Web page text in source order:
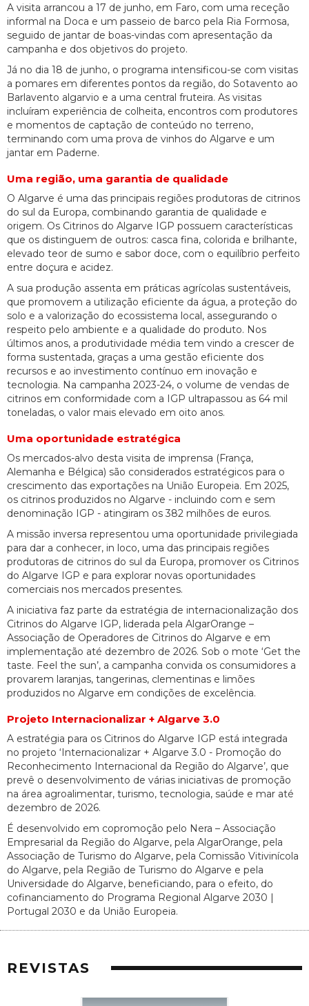
A visita arrancou a 17 de junho, em Faro, com uma receção
informal na Doca e um passeio de barco pela Ria Formosa,
seguido de jantar de boas-vindas com apresentação da
campanha e dos objetivos do projeto.
Já no dia 18 de junho, o programa intensificou-se com visitas
a pomares em diferentes pontos da região, do Sotavento ao
Barlavento algarvio e a uma central fruteira. As visitas
incluíram experiência de colheita, encontros com produtores
e momentos de captação de conteúdo no terreno,
terminando com uma prova de vinhos do Algarve e um
jantar em Paderne.
Uma região, uma garantia de qualidade
O Algarve é uma das principais regiões produtoras de citrinos
do sul da Europa, combinando garantia de qualidade e
origem. Os Citrinos do Algarve IGP possuem características
que os distinguem de outros: casca fina, colorida e brilhante,
elevado teor de sumo e sabor doce, com o equilíbrio perfeito
entre doçura e acidez.
A sua produção assenta em práticas agrícolas sustentáveis,
que promovem a utilização eficiente da água, a proteção do
solo e a valorização do ecossistema local, assegurando o
respeito pelo ambiente e a qualidade do produto. Nos
últimos anos, a produtividade média tem vindo a crescer de
forma sustentada, graças a uma gestão eficiente dos
recursos e ao investimento contínuo em inovação e
tecnologia. Na campanha 2023-24, o volume de vendas de
citrinos em conformidade com a IGP ultrapassou as 64 mil
toneladas, o valor mais elevado em oito anos.
Uma oportunidade estratégica
Os mercados-alvo desta visita de imprensa (França,
Alemanha e Bélgica) são considerados estratégicos para o
crescimento das exportações na União Europeia. Em 2025,
os citrinos produzidos no Algarve - incluindo com e sem
denominação IGP - atingiram os 382 milhões de euros.
A missão inversa representou uma oportunidade privilegiada
para dar a conhecer, in loco, uma das principais regiões
produtoras de citrinos do sul da Europa, promover os Citrinos
do Algarve IGP e para explorar novas oportunidades
comerciais nos mercados presentes.
A iniciativa faz parte da estratégia de internacionalização dos
Citrinos do Algarve IGP, liderada pela AlgarOrange –
Associação de Operadores de Citrinos do Algarve e em
implementação até dezembro de 2026. Sob o mote ‘Get the
taste. Feel the sun’, a campanha convida os consumidores a
provarem laranjas, tangerinas, clementinas e limões
produzidos no Algarve em condições de excelência.
Projeto Internacionalizar + Algarve 3.0
A estratégia para os Citrinos do Algarve IGP está integrada
no projeto ‘Internacionalizar + Algarve 3.0 - Promoção do
Reconhecimento Internacional da Região do Algarve’, que
prevê o desenvolvimento de várias iniciativas de promoção
na área agroalimentar, turismo, tecnologia, saúde e mar até
dezembro de 2026.
É desenvolvido em copromoção pelo Nera – Associação
Empresarial da Região do Algarve, pela AlgarOrange, pela
Associação de Turismo do Algarve, pela Comissão Vitivinícola
do Algarve, pela Região de Turismo do Algarve e pela
Universidade do Algarve, beneficiando, para o efeito, do
cofinanciamento do Programa Regional Algarve 2030 |
Portugal 2030 e da União Europeia.
REVISTAS